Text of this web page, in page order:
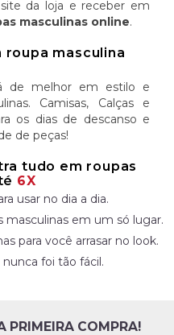
da loja e receber em
masculinas online.
masculina
de melhor em estilo e
Camisas, Calças e
os dias de descanso e
de peças!
tudo em roupas
6X
usar no dia a dia.
masculinas em um só lugar.
para você arrasar no look.
foi tão fácil.
PRIMEIRA COMPRA!